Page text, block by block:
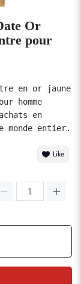
Or
pour
en or jaune
homme
en
Like